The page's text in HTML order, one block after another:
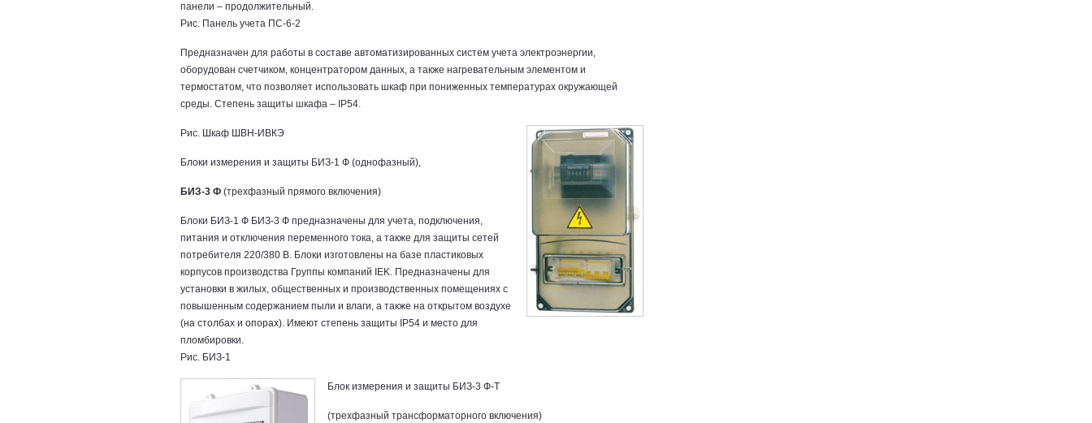
панели – продолжительный.
Рис. Панель учета ПС-6-2
Предназначен для работы в составе автоматизированных систем учета электроэнергии,
оборудован счетчиком, концентратором данных, а также нагревательным элементом и
термостатом, что позволяет использовать шкаф при пониженных температурах окружающей
среды. Степень защиты шкафа – IP54.
Рис. Шкаф ШВН-ИВКЭ
Блоки измерения и защиты БИЗ‑1 Ф (однофазный),
БИЗ‑3 Ф (трехфазный прямого включения)
Блоки БИЗ-1 Ф БИЗ-3 Ф предназначены для учета, подключения,
питания и отключения переменного тока, а также для защиты сетей
потребителя 220/380 В. Блоки изготовлены на базе пластиковых
корпусов производства Группы компаний IEK. Предназначены для
установки в жилых, общественных и производственных помещениях с
повышенным содержанием пыли и влаги, а также на открытом воздухе
(на столбах и опорах). Имеют степень защиты IP54 и место для
пломбировки.
Рис. БИЗ-1
Блок измерения и защиты БИЗ-3 Ф-Т
(трехфазный трансформаторного включения)